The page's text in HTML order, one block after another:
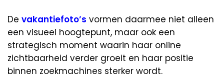
De vakantiefoto’s vormen daarmee niet alleen
een visueel hoogtepunt, maar ook een
strategisch moment waarin haar online
zichtbaarheid verder groeit en haar positie
binnen zoekmachines sterker wordt.